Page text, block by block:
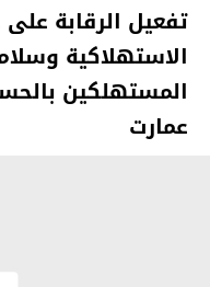
تفعيل الرقابة
الاستهلاكية
المستهلكين
عمارت